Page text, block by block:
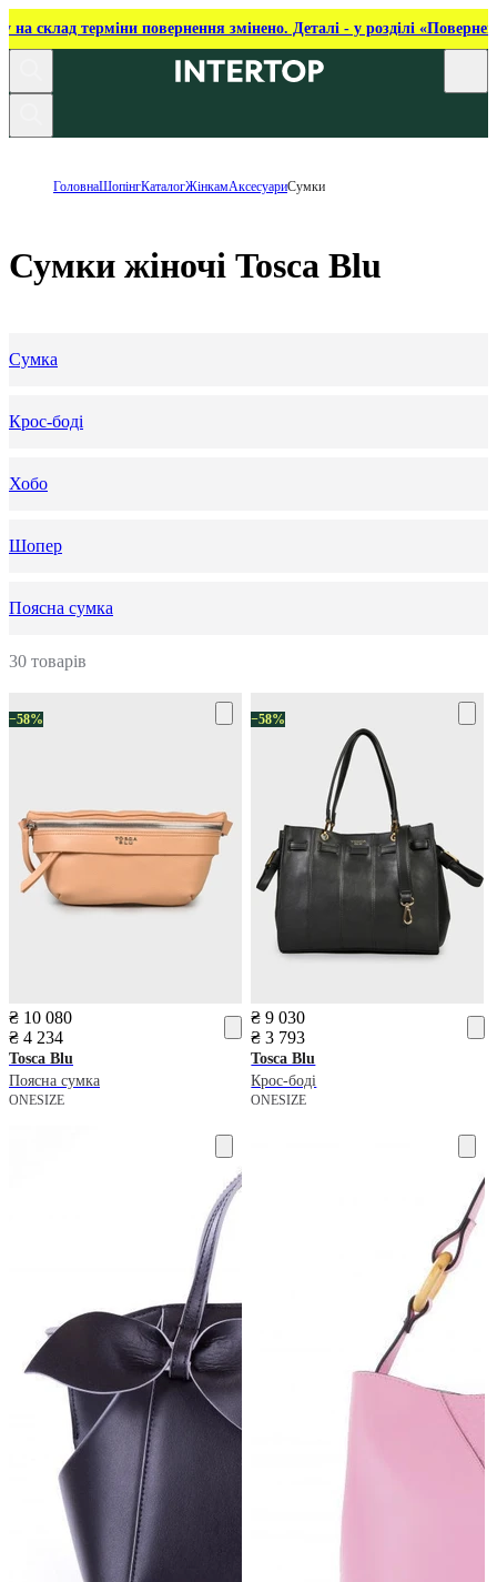
на склад терміни повернення змінено. Деталі - у розділі
ГоловнаШопінгКаталогЖінкамАксесуариСумки
Сумки жіночі Tosca Blu
Сумка
Крос-боді
Хобо
Шопер
Поясна сумка
30 товарів
−58%
₴ 10 080
₴ 4 234
Tosca Blu
Поясна сумка
ONESIZE
−58%
₴ 9 030
₴ 3 793
Tosca Blu
Крос-боді
ONESIZE